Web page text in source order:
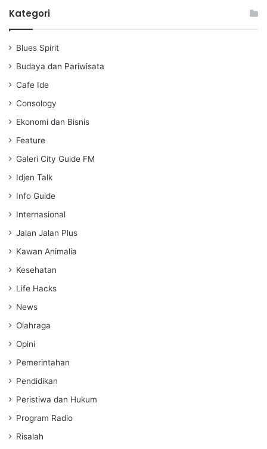
a
Kategori
Blues Spirit
Budaya dan Pariwisata
Cafe Ide
Consology
Ekonomi dan Bisnis
Feature
Galeri City Guide FM
Idjen Talk
Info Guide
Internasional
Jalan Jalan Plus
Kawan Animalia
Kesehatan
Life Hacks
News
Olahraga
Opini
Pemerintahan
Pendidikan
Peristiwa dan Hukum
Program Radio
Risalah